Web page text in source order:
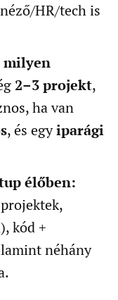
HR/tech is
milyen
2–3 projekt,
ha van
, és egyiparági
élőben:
kód +
néhány